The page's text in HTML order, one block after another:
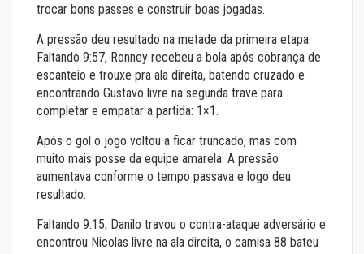
trocar bons passes e construir boas jogadas.
A pressão deu resultado na metade da primeira etapa.
Faltando 9:57, Ronney recebeu a bola após cobrança de
escanteio e trouxe pra ala direita, batendo cruzado e
encontrando Gustavo livre na segunda trave para
completar e empatar a partida: 1×1.
Após o gol o jogo voltou a ficar truncado, mas com
muito mais posse da equipe amarela. A pressão
aumentava conforme o tempo passava e logo deu
resultado.
Faltando 9:15, Danilo travou o contra-ataque adversário e
encontrou Nicolas livre na ala direita, o camisa 88 bateu